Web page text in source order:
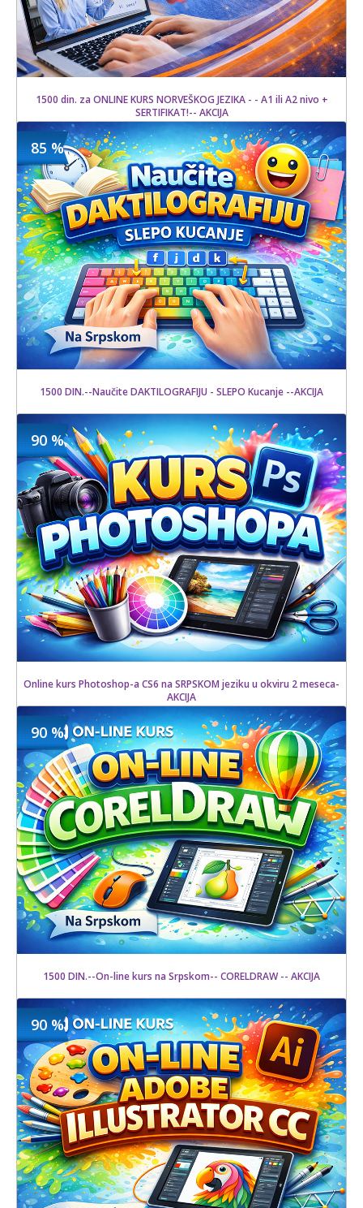
1500 din. za ONLINE KURS NORVEŠKOG JEZIKA - - A1 ili A2 nivo +
SERTIFIKAT!-- AKCIJA
Kupljeno
10 kom.
1500 din
15000 din
85 %
1500 DIN.--Naučite DAKTILOGRAFIJU - SLEPO Kucanje --AKCIJA
Kupljeno
12 kom.
1500 din
10000 din
90 %
Online kurs Photoshop-a CS6 na SRPSKOM jeziku u okviru 2 meseca-
AKCIJA
Kupljeno
19 kom.
1500 din
15000 din
90 %
1500 DIN.--On-line kurs na Srpskom-- CORELDRAW -- AKCIJA
Kupljeno
9 kom.
1500 din
15000 din
90 %